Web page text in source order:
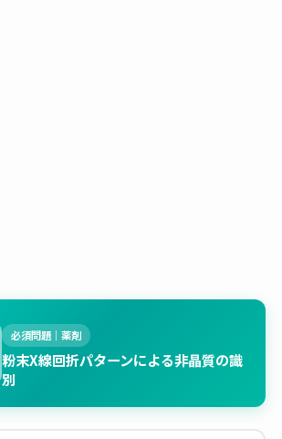
必須問題｜薬剤
粉末X線回折パターンによる非晶質の識
別